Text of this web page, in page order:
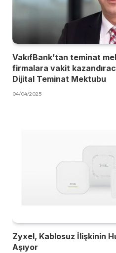
VakıfBank’tan teminat
firmalara vakit
Dijital Teminat Mektubu
04/04/2025
Zyxel, Kablosuz İlişkinin
Aşıyor